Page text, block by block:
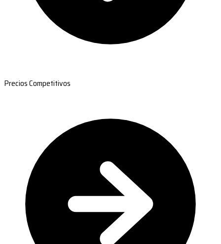
Precios Competitivos